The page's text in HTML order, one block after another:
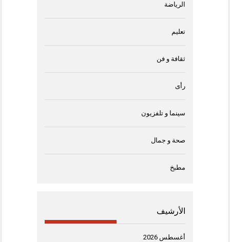
الرياضة
تعليم
ثقافة و فن
رأى
سينما و تلفزيون
صحة و جمال
مطبخ
الأرشيف
أغسطس 2026